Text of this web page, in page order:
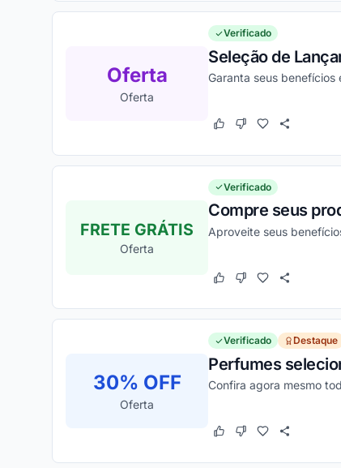
Oferta
Oferta
Verificado
Seleção de
Garanta seus
Este cupom funcionou
Este cupom não
FRETE GRÁTIS
Oferta
Verificado
Compre seus
Aproveite seus
Este cupom funcionou
Este cupom não
30% OFF
Oferta
Verificado Destaque
Perfumes
Confira agora mesmo
Este cupom funcionou
Este cupom não